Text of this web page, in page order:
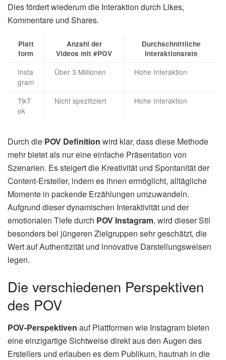
Dies fördert wiederum die Interaktion durch Likes,
Kommentare und Shares.
Platt
form
Anzahl der
Videos mit #POV
Durchschnittliche
Interaktionsrate
Insta
gram
Über 3 Millionen Hohe Interaktion
TikT
ok
Nicht spezifiziert Hohe Interaktion
Durch die POV Definition wird klar, dass diese Methode
mehr bietet als nur eine einfache Präsentation von
Szenarien. Es steigert die Kreativität und Spontanität der
Content-Ersteller, indem es ihnen ermöglicht, alltägliche
Momente in packende Erzählungen umzuwandeln.
Aufgrund dieser dynamischen Interaktivität und der
emotionalen Tiefe durch POV Instagram, wird dieser Stil
besonders bei jüngeren Zielgruppen sehr geschätzt, die
Wert auf Authentizität und innovative Darstellungsweisen
legen.
Die verschiedenen Perspektiven
des POV
POV-Perspektiven auf Plattformen wie Instagram bieten
eine einzigartige Sichtweise direkt aus den Augen des
Erstellers und erlauben es dem Publikum, hautnah in die